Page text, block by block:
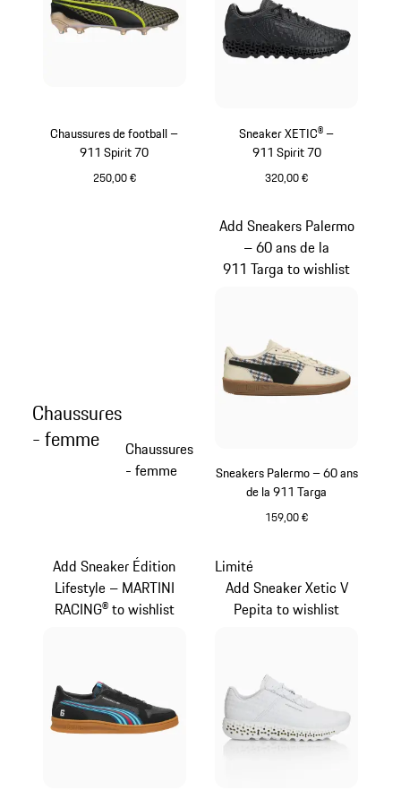
Chaussures de football –
911 Spirit 70
250,00 €
Sneaker XETIC® –
911 Spirit 70
320,00 €
Chaussures
- femme
Chaussures
- femme
Sneakers Palermo – 60 ans
de la 911 Targa
159,00 €
Add Sneakers Palermo
– 60 ans de la
911 Targa to wishlist
Add Sneaker Édition
Lifestyle – MARTINI
RACING® to wishlist
Limité
Add Sneaker Xetic V
Pepita to wishlist